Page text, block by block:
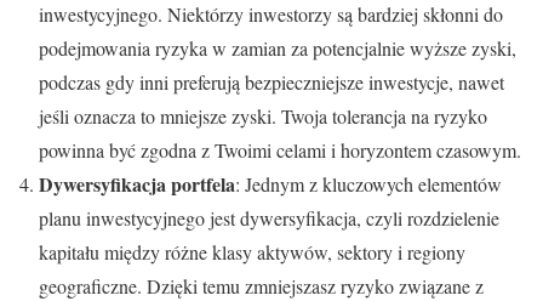
inwestycyjnego. Niektórzy inwestorzy są bardziej skłonni do
podejmowania ryzyka w zamian za potencjalnie wyższe zyski,
podczas gdy inni preferują bezpieczniejsze inwestycje, nawet
jeśli oznacza to mniejsze zyski. Twoja tolerancja na ryzyko
powinna być zgodna z Twoimi celami i horyzontem czasowym.
Dywersyfikacja portfela: Jednym z kluczowych elementów
planu inwestycyjnego jest dywersyfikacja, czyli rozdzielenie
kapitału między różne klasy aktywów, sektory i regiony
geograficzne. Dzięki temu zmniejszasz ryzyko związane z